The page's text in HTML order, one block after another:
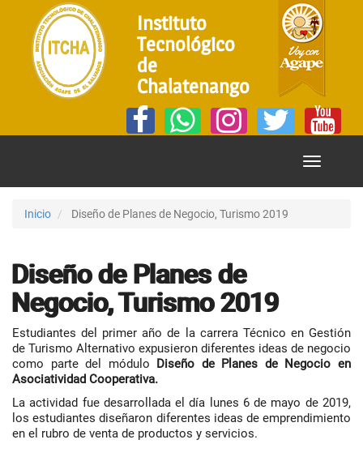
Instituto
Tecnológico
de
Chalatenango
Mostrar
Inicio Diseño de Planes de Negocio, Turismo 2019
Diseño de Planes de
Negocio, Turismo 2019
Estudiantes del primer año de la carrera Técnico en Gestión
de Turismo Alternativo expusieron diferentes ideas de negocio
como parte del módulo Diseño de Planes de Negocio en
Asociatividad Cooperativa.
La actividad fue desarrollada el día lunes 6 de mayo de 2019,
los estudiantes diseñaron diferentes ideas de emprendimiento
en el rubro de venta de productos y servicios.